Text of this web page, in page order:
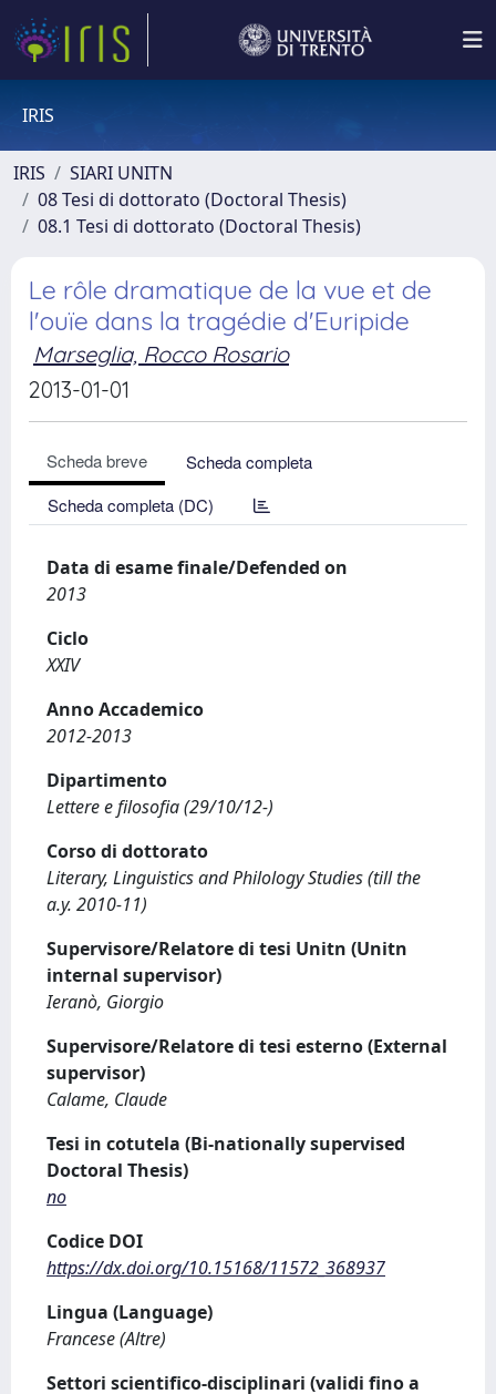
IRIS
IRIS
SIARI UNITN
08 Tesi di dottorato (Doctoral Thesis)
08.1 Tesi di dottorato (Doctoral Thesis)
Le rôle dramatique de la vue et de
l'ouïe dans la tragédie d'Euripide
Marseglia, Rocco Rosario
2013-01-01
Scheda breve
Scheda completa
Scheda completa (DC)
Data di esame finale/Defended on
2013
Ciclo
XXIV
Anno Accademico
2012-2013
Dipartimento
Lettere e filosofia (29/10/12-)
Corso di dottorato
Literary, Linguistics and Philology Studies (till the
a.y. 2010-11)
Supervisore/Relatore di tesi Unitn (Unitn
internal supervisor)
Ieranò, Giorgio
Supervisore/Relatore di tesi esterno (External
supervisor)
Calame, Claude
Tesi in cotutela (Bi-nationally supervised
Doctoral Thesis)
no
Codice DOI
https://dx.doi.org/10.15168/11572_368937
Lingua (Language)
Francese (Altre)
Settori scientifico-disciplinari (validi fino a